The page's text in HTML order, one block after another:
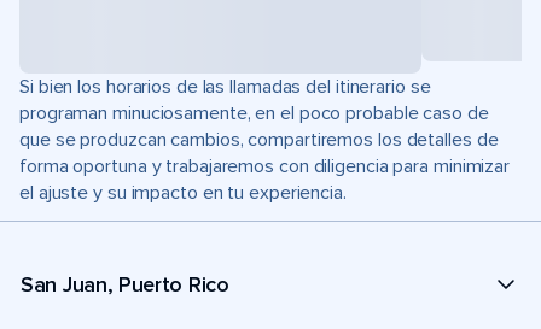
Si bien los horarios de las llamadas del itinerario se
programan minuciosamente, en el poco probable caso de
que se produzcan cambios, compartiremos los detalles de
forma oportuna y trabajaremos con diligencia para minimizar
el ajuste y su impacto en tu experiencia.
San Juan, Puerto Rico